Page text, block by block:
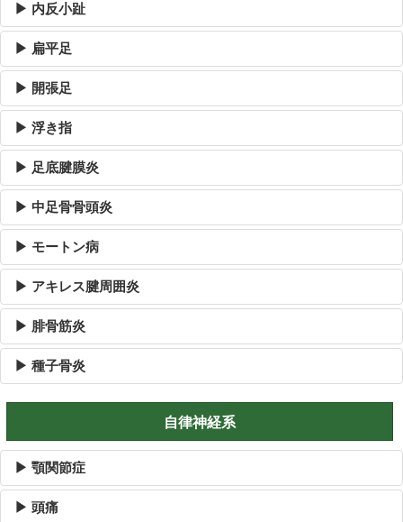
▶ 内反小趾
▶ 扁平足
▶ 開張足
▶ 浮き指
▶ 足底腱膜炎
▶ 中足骨骨頭炎
▶ モートン病
▶ アキレス腱周囲炎
▶ 腓骨筋炎
▶ 種子骨炎
自律神経系
▶ 顎関節症
▶ 頭痛